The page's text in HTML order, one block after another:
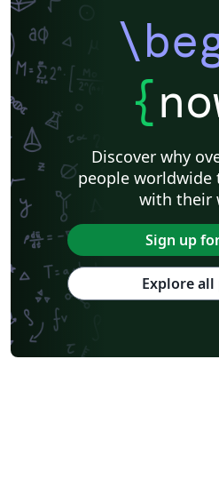
{
Discover why
people worldwide
with their
Sign up
Explore all